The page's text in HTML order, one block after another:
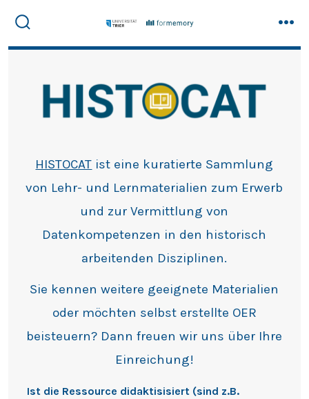
to
content
Toggle
HISTOCAT ist eine kuratierte Sammlung
von Lehr- und Lernmaterialien zum Erwerb
und zur Vermittlung von
Datenkompetenzen in den historisch
arbeitenden Disziplinen.
Sie kennen weitere geeignete Materialien
oder möchten selbst erstellte OER
beisteuern? Dann freuen wir uns über Ihre
Einreichung!
Ist die Ressource didaktisisiert (sind z.B.